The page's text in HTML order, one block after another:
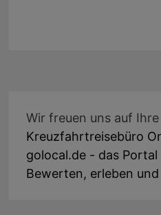
Wir freuen uns auf
Kreuzfahrtreisebüro
golocal.de - das Portal
Bewerten, erleben